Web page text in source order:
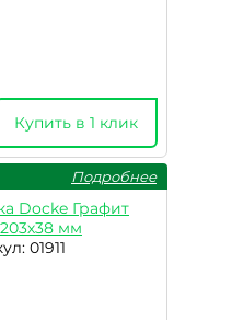
Купить в 1 клик
Подробнее
Docke Графит
мм
01911